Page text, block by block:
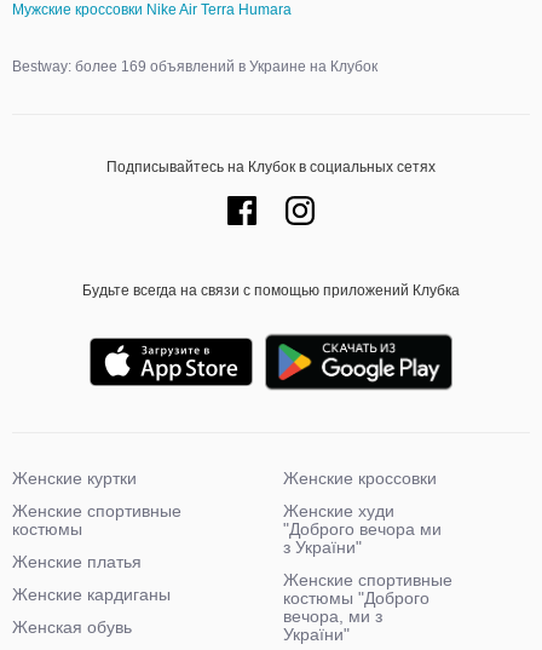
Мужские кроссовки Nike Air Terra Humara
Bestway: более 169 объявлений в Украине на Клубок
Подписывайтесь на Клубок в социальных сетях
Будьте всегда на связи с помощью приложений Клубка
Женские куртки
Женские спортивные
костюмы
Женские платья
Женские кардиганы
Женская обувь
Женские кроссовки
Женские худи
"Доброго вечора ми
з України"
Женские спортивные
костюмы "Доброго
вечора, ми з
України"